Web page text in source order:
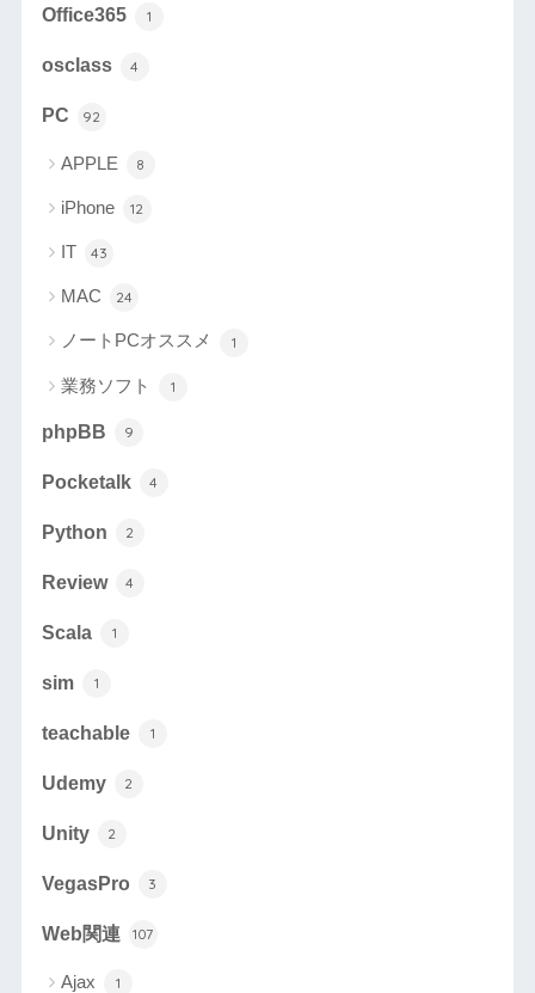
Office365 1
osclass 4
PC 92
APPLE 8
iPhone 12
IT 43
MAC 24
ノートPCオススメ 1
業務ソフト 1
phpBB 9
Pocketalk 4
Python 2
Review 4
Scala 1
sim 1
teachable 1
Udemy 2
Unity 2
VegasPro 3
Web関連 107
Ajax 1